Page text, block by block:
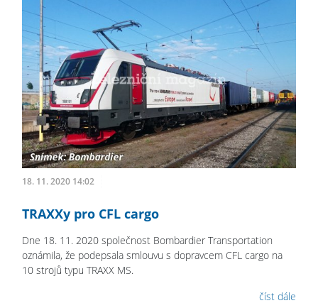
18. 11. 2020 14:02
TRAXXy pro CFL cargo
Dne 18. 11. 2020 společnost Bombardier Transportation
oznámila, že podepsala smlouvu s dopravcem CFL cargo na
10 strojů typu TRAXX MS.
číst dále